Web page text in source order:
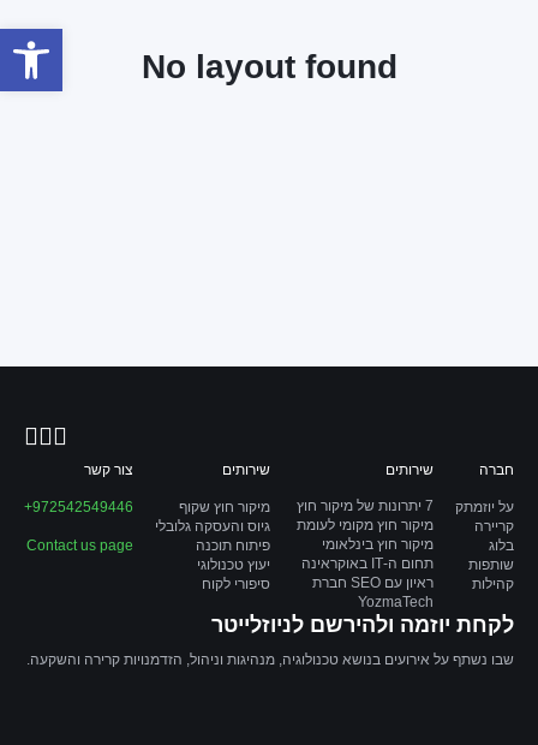
No layout found
חברה
על יוזמתק
קריירה
בלוג
שותפות
קהילות
שירותים
7 יתרונות של מיקור חוץ
מיקור חוץ מקומי לעומת
מיקור חוץ בינלאומי
תחום ה-IT באוקראינה
ראיון עם SEO חברת
YozmaTech
שירותים
מיקור חוץ שקוף
גיוס והעסקה גלובלי
פיתוח תוכנה
יעוץ טכנולוגי
סיפורי לקוח
צור קשר
972542549446+
Contact us page
לקחת יוזמה ולהירשם לניוזלייטר
שבו נשתף על אירועים בנושא טכנולוגיה, מנהיגות וניהול, הזדמנויות קרירה והשקעה.